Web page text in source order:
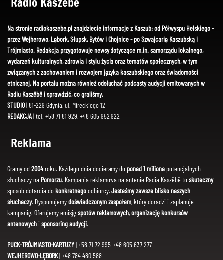
Na stronie radiokaszebe.pl znajdziecie informacje z Kaszub: od Półwyspu Helskiego -
przez Wejherowo, Lębork, Słupsk, Bytów i Chojnice - po Szwajcarię Kaszubską i
Trójmiasto. Redakcja przygotowuje newsy dotyczące m.in. samorządu lokalnego,
wydarzeń kulturalnych, zdrowia i stylu życia oraz tematów społecznych, w tym
związanych z zachowaniem i rozwojem języka kaszubskiego oraz świadomości
etnicznej. Na portalu można również odsłuchać podcasty audycji emitowanych w
Radiu Kaszëbë i sprawdzić, co graliśmy.
STUDIO| 81-229 Gdynia, ul. Mireckiego 12
REDAKCJA| tel. +58 71 81 929, +48 605 952 922
Reklama
Gramy od 2004roku. Każdego dnia docieramy do ponad 1 miliona potencjalnych
słuchaczy na Pomorzu. Kampania reklamowa na antenie Radia Kaszëbë toskuteczny
sposób dotarcia dokonkretnegoodbiorcy. Jesteśmy zawsze blisko naszych
słuchaczy. Dysponujemydoświadczonym zespołem, który doradzi i zaplanuje
kampanię. Oferujemy emisję spotów reklamowych,organizację konkursów
antenowychi sponsoring audycji.
PUCK-TRÓJMIASTO-KARTUZY| +58 71 72 995, +48 605 637 277
WEJHEROWO-LĘBORK| +48 784 480 588